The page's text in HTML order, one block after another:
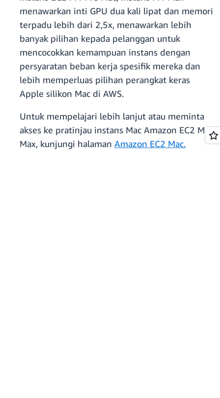
menawarkan inti GPU dua kali lipat dan memori
terpadu lebih dari 2,5x, menawarkan lebih
banyak pilihan kepada pelanggan untuk
mencocokkan kemampuan instans dengan
persyaratan beban kerja spesifik mereka dan
lebih memperluas pilihan perangkat keras
Apple silikon Mac di AWS.
Untuk mempelajari lebih lanjut atau meminta
akses ke pratinjau instans Mac Amazon EC2 M4
Max, kunjungi halaman Amazon EC2 Mac.